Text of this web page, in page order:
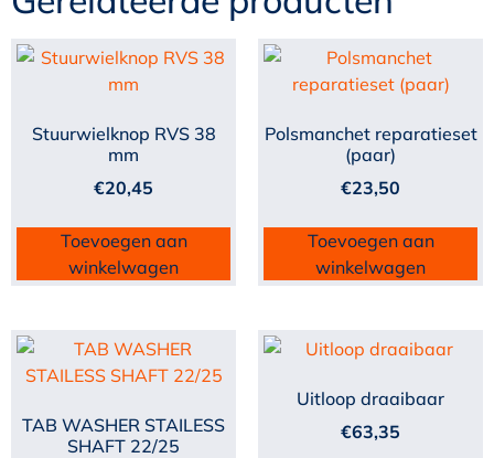
Stuurwielknop RVS 38
mm
€20,45
Toevoegen aan
winkelwagen
Polsmanchet reparatieset
(paar)
€23,50
Toevoegen aan
winkelwagen
TAB WASHER STAILESS
SHAFT 22/25
Uitloop draaibaar
€63,35